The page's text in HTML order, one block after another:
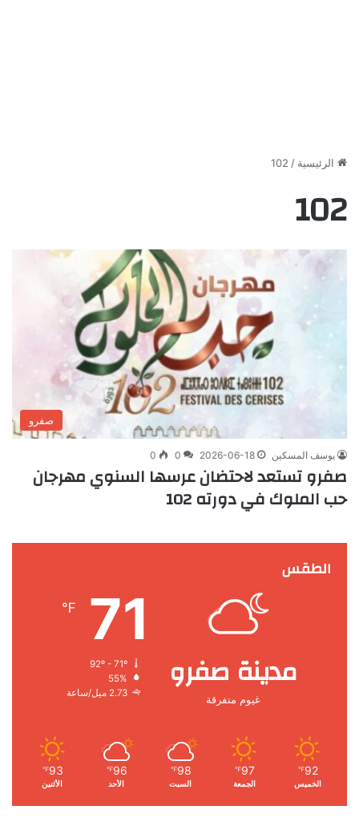
الرئيسية /
102
102
صفرو
يوسف المسكين 2026-06-18
0
0
صفرو تستعد لاحتضان عرسها السنوي مهرجان
حب الملوك في دورته 102
الطقس
مدينة صفرو
غيوم متفرقة
71
℉
55%
2.73 ميل/ساعة
92
℉
الخميس
97
℉
الجمعة
98
℉
السبت
96
℉
الأحد
93
℉
الأثنين